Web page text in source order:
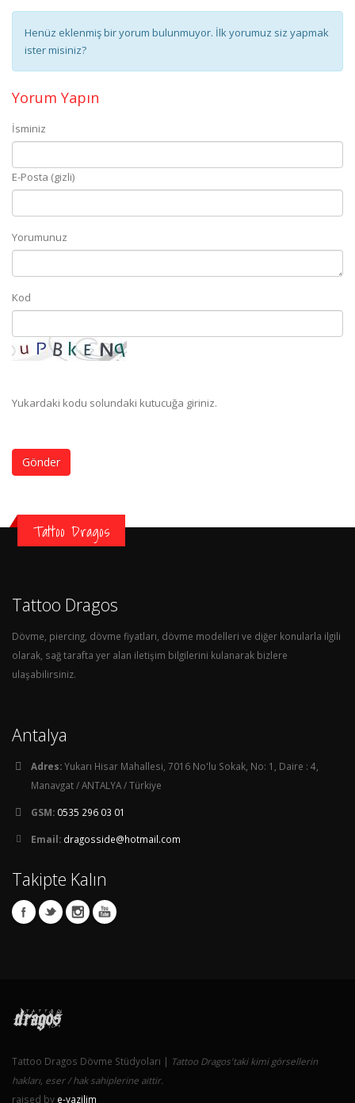
Henüz eklenmiş bir yorum bulunmuyor. İlk yorumuz siz yapmak
ister misiniz?
Yorum Yapın
İsminiz
E-Posta (gizli)
Yorumunuz
Kod
Yukardaki kodu solundaki kutucuğa giriniz.
Gönder
Tattoo Dragos
Tattoo Dragos
Dövme, piercing, dövme fiyatları, dövme modelleri ve diğer konularla ilgili
olarak, sağ tarafta yer alan iletişim bilgilerini kulanarak bizlere
ulaşabilirsiniz.
Antalya
Adres:Yukarı Hisar Mahallesi, 7016 No'lu Sokak, No: 1, Daire : 4,
Manavgat / ANTALYA / Türkiye
GSM: 0535 296 03 01
Email: dragosside@hotmail.com
Takipte Kalın
Tattoo Dragos Dövme Stüdyoları | Tattoo Dragos'taki kimi görsellerin
hakları, eser / hak sahiplerine aittir.
raised by e-yazilim